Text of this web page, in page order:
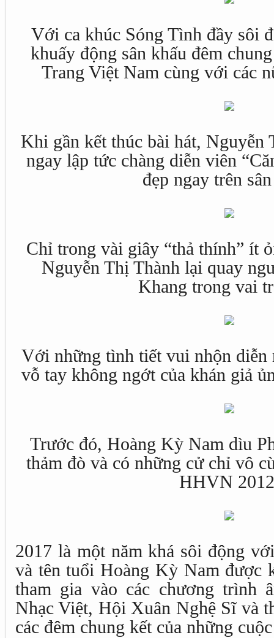
Với ca khúc Sóng Tình đầy sôi
khuấy động sân khấu đêm
Trang Việt Nam cùng với các
Khi gần kết thúc bài hát, Nguyễn
ngay lập tức chàng diễn viên
đẹp ngay trên
Chỉ trong vài giây “thả thính” ít
Nguyễn Thị Thành lại quay
Khang trong vai
Với những tình tiết vui nhộn diễn
vỗ tay không ngớt của khán giả
Trước đó, Hoàng Kỳ Nam dìu
thảm đò và có những cử chỉ vô
HHVN
2017 là một năm khá sôi động
và tên tuổi Hoàng Kỳ Nam được
tham gia vào các chương trình
Nhạc Việt, Hội Xuân Nghệ Sĩ và
các đêm chung kết của những